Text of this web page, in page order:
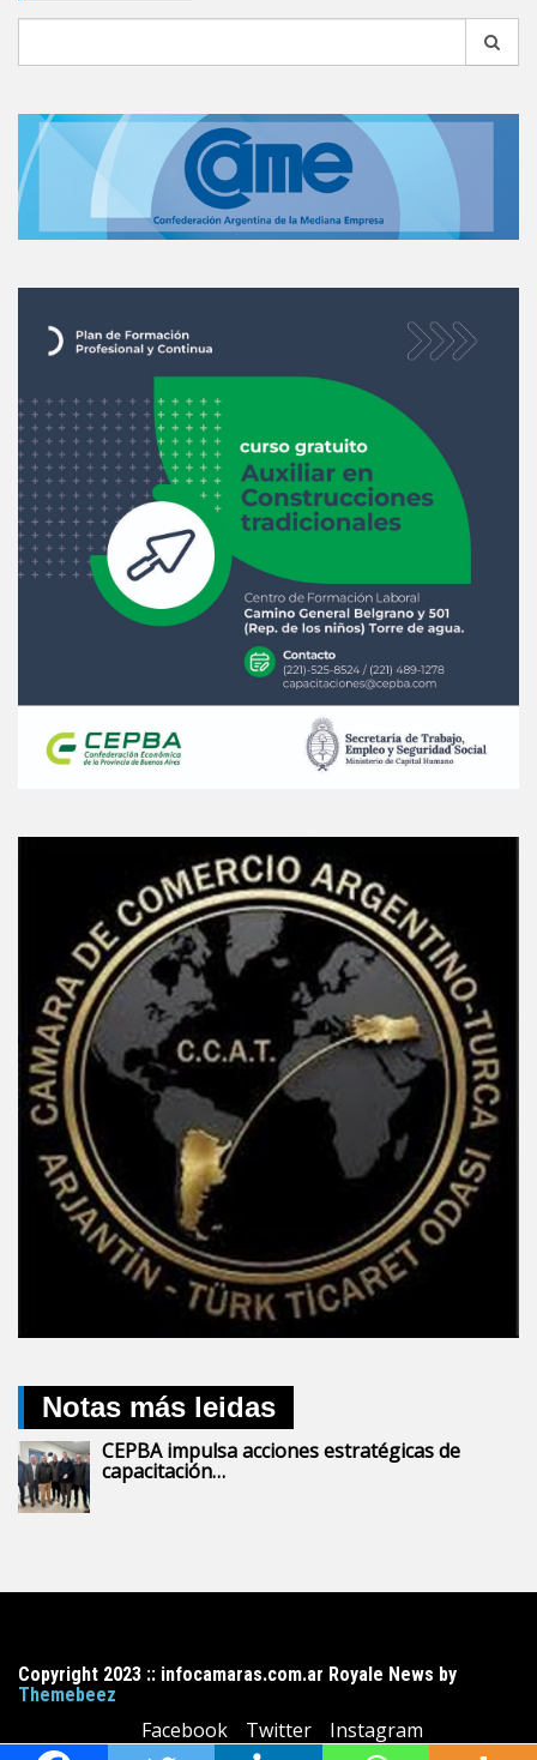
Notas más leidas
CEPBA impulsa acciones estratégicas de
capacitación…
Copyright 2023 :: infocamaras.com.ar Royale News by
Themebeez
Facebook Twitter Instagram